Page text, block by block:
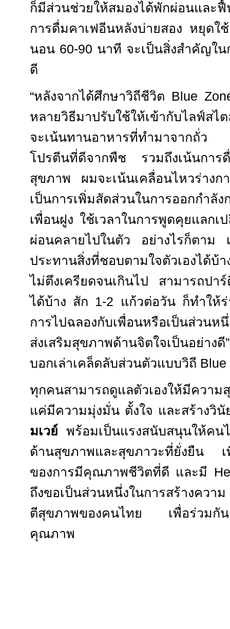
ก็มีส่วนช่วยให้สมองได้พักผ่อนและ
การดื่มคาเฟอีนหลังบ่ายสอง หยุดใ
นอน 60-90 นาที จะเป็นสิ่งสำคัญใ
ดี
“หลังจากได้ศึกษาวิถีชีวิต Blue
หลายวิธีมาปรับใช้ให้เข้ากับไลฟ์สไ
จะเน้นทานอาหารที่ทำมาจากถั่ว
โปรตีนที่ดีจากพืช รวมถึงเน้นการ
สุขภาพ ผมจะเน้นเคลื่อนไหวร่าง
เป็นการเพิ่มสัดส่วนในการออกก
เพื่อนฝูง ใช้เวลาในการพูดคุยแลก
ผ่อนคลายไปในตัว อย่างไรก็ตาม
ประทานสิ่งที่ชอบตามใจตัวเองได้
ไม่ตึงเครียดจนเกินไป สามารถป
ได้บ้าง สัก 1-2 แก้วต่อวัน ก็ทำให้
การไปฉลองกับเพื่อนหรือเป็นส่วนห
ส่งเสริมสุขภาพด้านจิตใจเป็นอย่างดี”
บอกเล่าเคล็ดลับส่วนตัวแบบวิถี Blue
ทุกคนสามารถดูแลตัวเองให้มีควา
แค่มีความมุ่งมั่น ตั้งใจ และสร้างวิ
มเวย์ พร้อมเป็นแรงสนับสนุนให้คน
ด้านสุขภาพและสุขภาวะที่ยั่งยืน เ
ของการมีคุณภาพชีวิตที่ดี และมี
ถึงขอเป็นส่วนหนึ่งในการสร้างควา
ตีสุขภาพของคนไทย เพื่อร่วมกันส
คุณภาพ